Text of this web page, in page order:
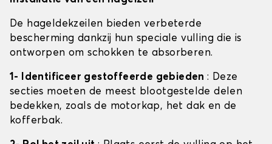
De hageldekzeilen bieden verbeterde
bescherming dankzij hun speciale vulling die is
ontworpen om schokken te absorberen.
1- Identificeer gestoffeerde gebieden: Deze
secties moeten de meest blootgestelde delen
bedekken, zoals de motorkap, het dak en de
kofferbak.